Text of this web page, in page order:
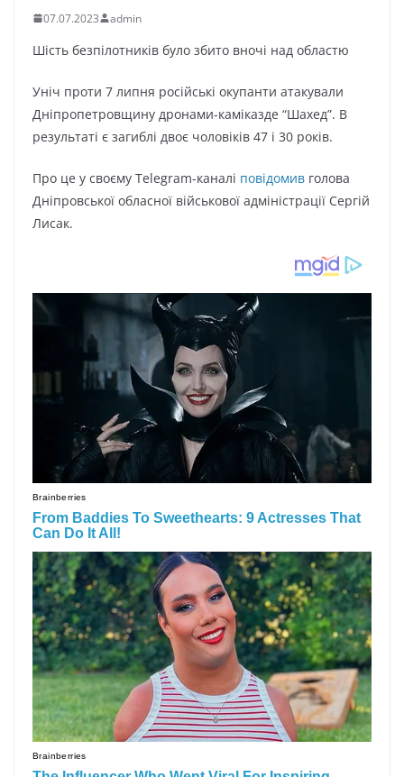
07.07.2023 admin
Шість безпілотників було збито вночі над областю
Уніч проти 7 липня російські окупанти атакували
Дніпропетровщину дронами-каміказде “Шахед”. В
результаті є загиблі двоє чоловіків 47 і 30 років.
Про це у своєму Telegram-каналі повідомив голова
Дніпровської обласної військової адміністрації Сергій
Лисак.